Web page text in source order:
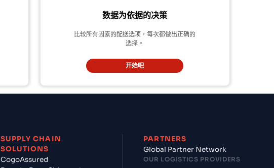
数据为依据的决策
比较所有因素的配送选项，每次都做出正确的
选择。
开始吧
SUPPLY CHAIN
SOLUTIONS
CogoAssured
PARTNERS
Global Partner Network
OUR LOGISTICS PROVIDERS